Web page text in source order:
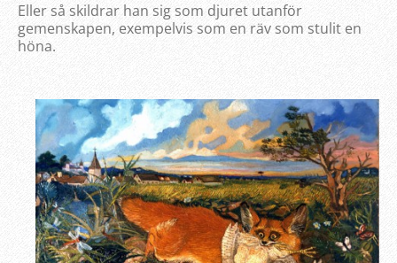
Eller så skildrar han sig som djuret utanför
gemenskapen, exempelvis som en räv som stulit en
höna.